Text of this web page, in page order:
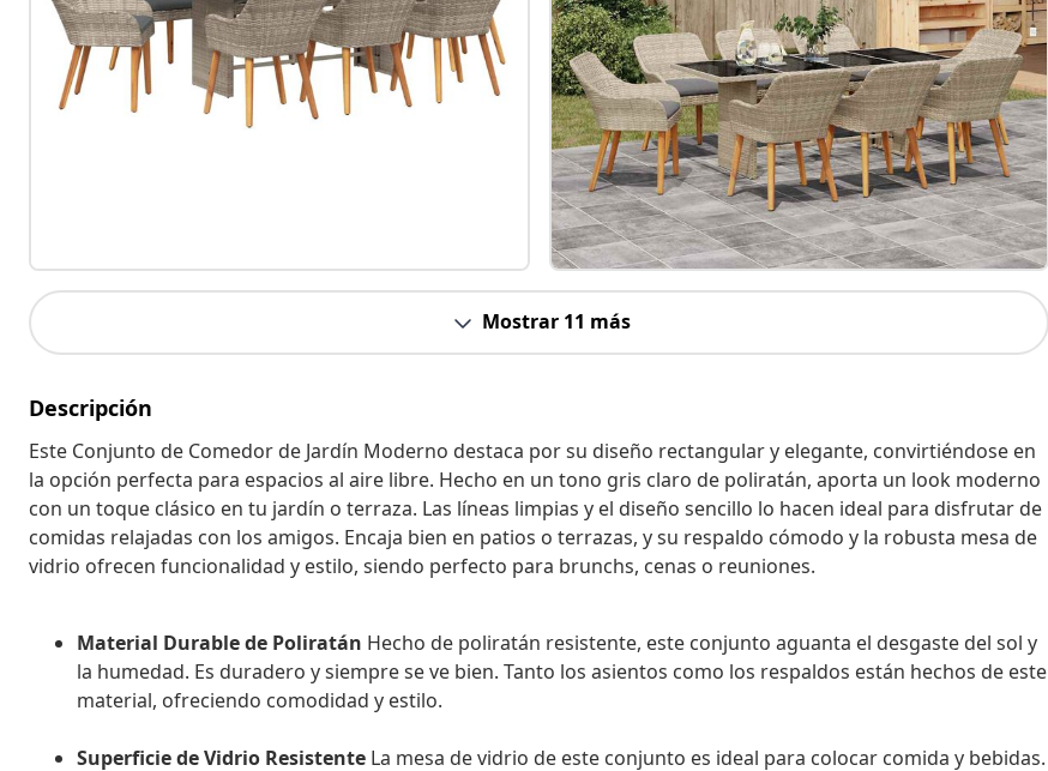
Mostrar 11 más
Descripción
Este Conjunto de Comedor de Jardín Moderno destaca por su diseño rectangular y elegante, convirtiéndose en
la opción perfecta para espacios al aire libre. Hecho en un tono gris claro de poliratán, aporta un look moderno
con un toque clásico en tu jardín o terraza. Las líneas limpias y el diseño sencillo lo hacen ideal para disfrutar de
comidas relajadas con los amigos. Encaja bien en patios o terrazas, y su respaldo cómodo y la robusta mesa de
vidrio ofrecen funcionalidad y estilo, siendo perfecto para brunchs, cenas o reuniones.
Material Durable de Poliratán Hecho de poliratán resistente, este conjunto aguanta el desgaste del sol y
la humedad. Es duradero y siempre se ve bien. Tanto los asientos como los respaldos están hechos de este
material, ofreciendo comodidad y estilo.
Superficie de Vidrio Resistente La mesa de vidrio de este conjunto es ideal para colocar comida y bebidas.